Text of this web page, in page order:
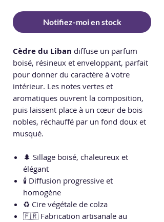
Notifiez-moi en stock
Cèdre du Liban diffuse un parfum
boisé, résineux et enveloppant, parfait
pour donner du caractère à votre
intérieur. Les notes vertes et
aromatiques ouvrent la composition,
puis laissent place à un cœur de bois
nobles, réchauffé par un fond doux et
musqué.
🌲 Sillage boisé, chaleureux et
élégant
🕯️ Diffusion progressive et
homogène
♻️ Cire végétale de colza
🇫🇷 Fabrication artisanale au